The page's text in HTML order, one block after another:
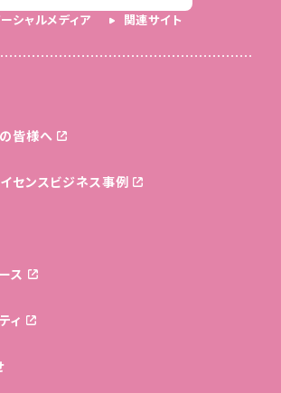
シャルメディア 関連サイト
皆様へ
センスビジネス事例
ス
ィ